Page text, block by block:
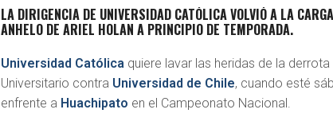
LA DIRIGENCIA DE UNIVERSIDAD CATÓLICA VOLVIÓ A LA
ANHELO DE ARIEL HOLAN A PRINCIPIO DE TEMPORADA.
Universidad Católica quiere lavar las heridas de la
Universitario contra Universidad de Chile, cuando esté
enfrente a Huachipato en el Campeonato Nacional.